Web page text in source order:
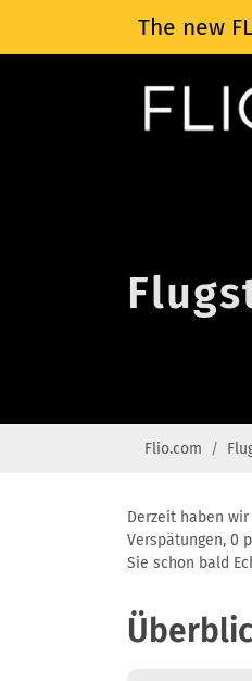
The new
Flio.com
Derzeit haben
Verspätungen, 0
Sie schon bald